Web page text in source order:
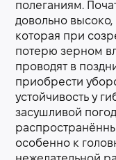
полеганиям.
довольно высоко,
которая при
потерю зерном
проводят в
приобрести
устойчивость у
засушливой
особенно к